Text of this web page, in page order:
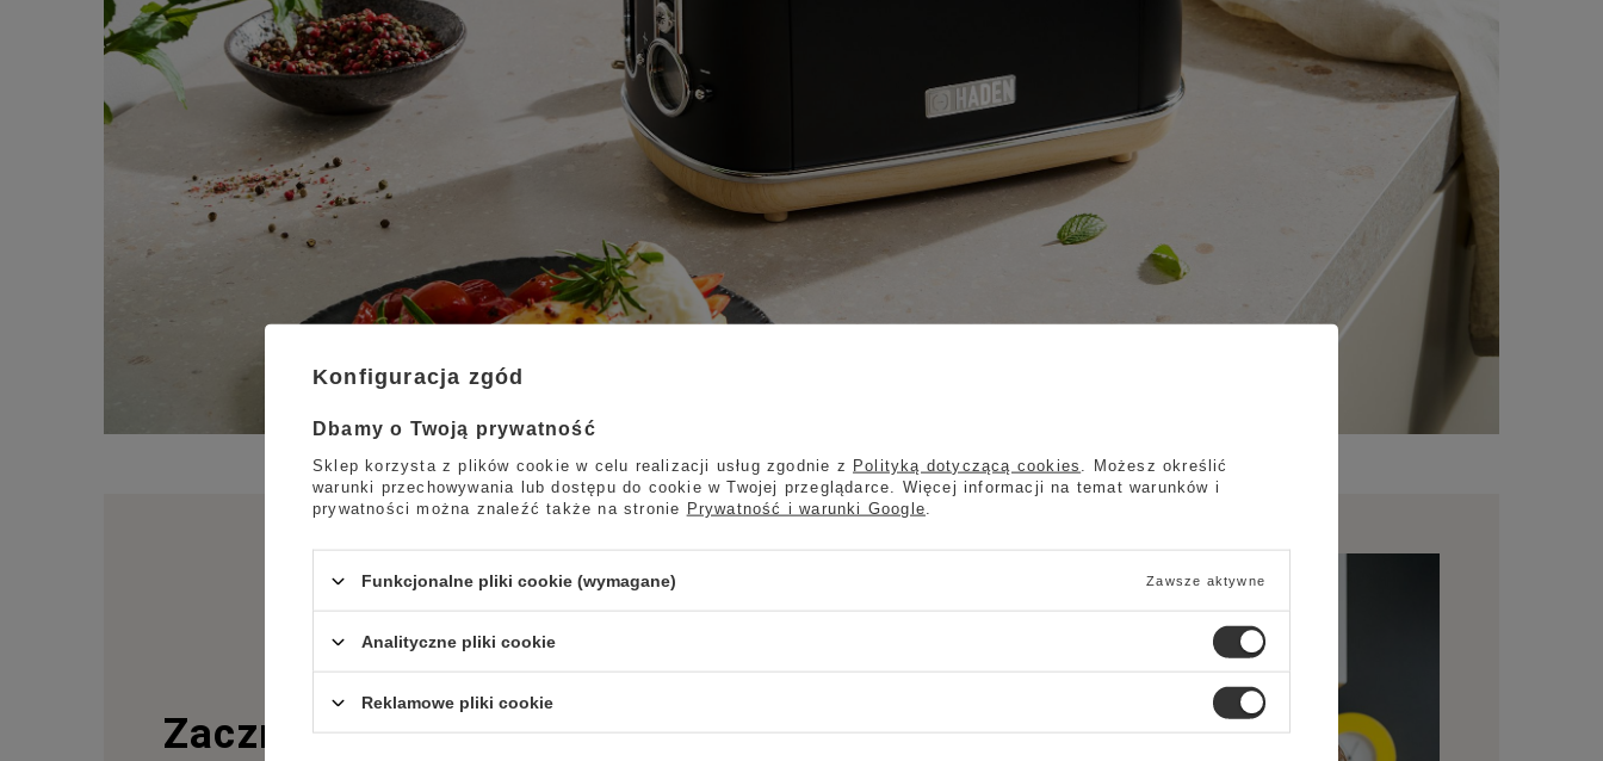
Zacznij dzień dobrze
Konfiguracja zgód
Dbamy o Twoją prywatność
Sklep korzysta z plików cookie w celu realizacji usług zgodnie z Polityką dotyczącą cookies
. Możesz określić
warunki przechowywania lub dostępu do cookie w Twojej przeglądarce. Więcej informacji na temat warunków i
prywatności można znaleźć także na stronie Prywatność i warunki Google
Funkcjonalne pliki cookie (wymagane) Zawsze aktywne
Analityczne pliki cookie
Reklamowe pliki cookie